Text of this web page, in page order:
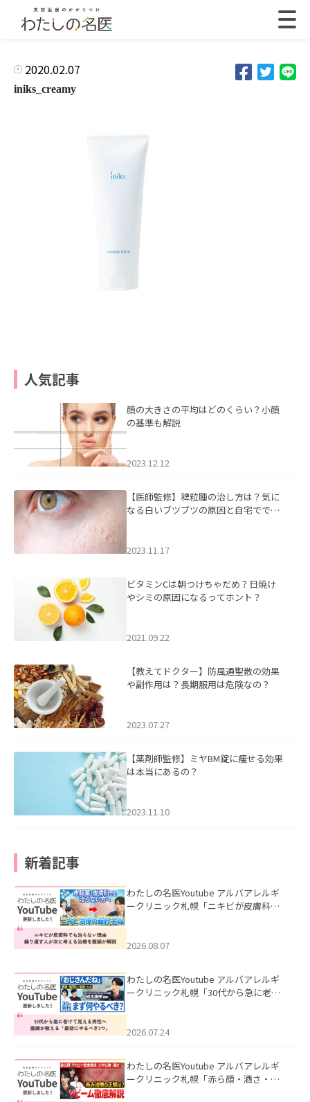
2020.02.07
iniks_creamy
人気記事
顔の大きさの平均はどのくらい？小顔
の基準も解説
2023.12.12
【医師監修】稗粒腫の治し方は？気に
なる白いブツブツの原因と自宅ででき
2023.11.17
ビタミンCは朝つけちゃだめ？日焼け
やシミの原因になるってホント？
2021.09.22
【教えてドクター】防風通聖散の効果
や副作用は？長期服用は危険なの？
2023.07.27
【薬剤師監修】ミヤBM錠に痩せる効果
は本当にあるの？
2023.11.10
新着記事
わたしの名医Youtube アルバアレルギ
ークリニック札幌「ニキビが皮膚科で
ました。
2026.08.07
わたしの名医Youtube アルバアレルギ
ークリニック札幌「30代から急に老け
た。
2026.07.24
わたしの名医Youtube アルバアレルギ
ークリニック札幌「赤ら顔・酒さ・ニ